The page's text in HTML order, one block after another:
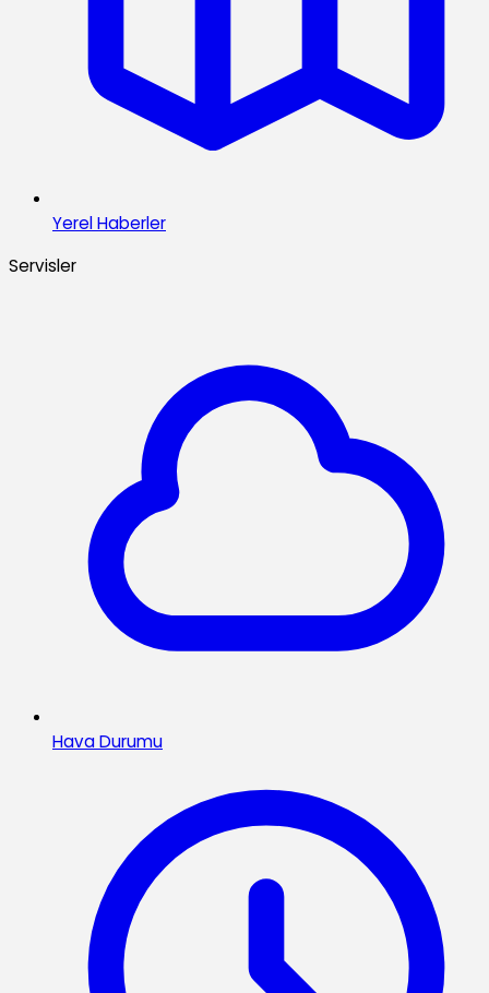
Yerel Haberler
Servisler
Hava Durumu